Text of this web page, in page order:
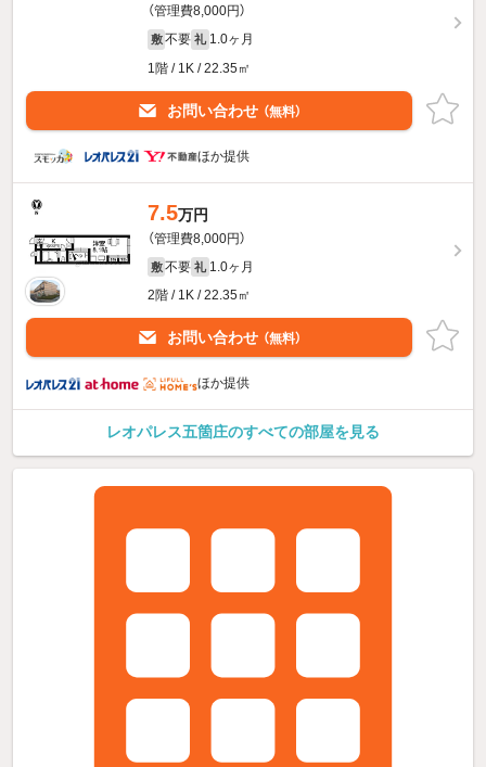
（管理費8,000円）
敷 不要 礼 1.0ヶ月
1階 / 1K / 22.35㎡
お問い合わせ （無料）
ほか提供
7.5万円
（管理費8,000円）
敷 不要 礼 1.0ヶ月
2階 / 1K / 22.35㎡
お問い合わせ （無料）
ほか提供
レオパレス五箇庄のすべての部屋を見る